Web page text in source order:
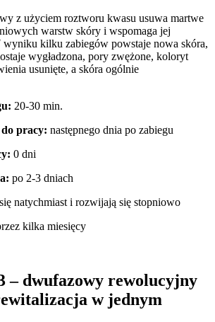
z użyciem roztworu kwasu usuwa martwe
warstw skóry i wspomaga jej
wyniku kilku zabiegów powstaje nowa skóra,
wygładzona, pory zwężone, koloryt
usunięte, a skóra ogólnie
20-30 min.
pracy: następnego dnia po zabiegu
0 dni
po 2-3 dniach
natychmiast i rozwijają się stopniowo
kilka miesięcy
– dwufazowy rewolucyjny
w jednym